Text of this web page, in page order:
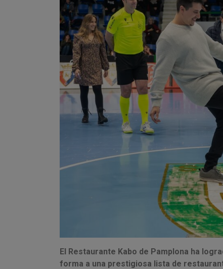
El Restaurante Kabo de Pamplona ha
forma a una prestigiosa lista de